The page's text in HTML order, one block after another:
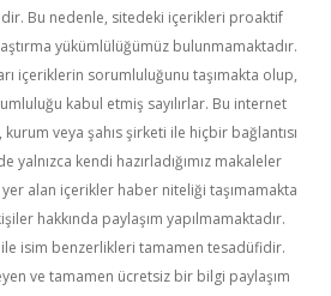
Bu nedenle, sitedeki içerikleri proaktif
yükümlülüğümüz bulunmamaktadır.
içeriklerin sorumluluğunu taşımakta olup,
kabul etmiş sayılırlar. Bu internet
veya şahıs şirketi ile hiçbir bağlantısı
yalnızca kendi hazırladığımız makaleler
alan içerikler haber niteliği taşımamakta
hakkında paylaşım yapılmamaktadır.
isim benzerlikleri tamamen tesadüfidir.
ve tamamen ücretsiz bir bilgi paylaşım